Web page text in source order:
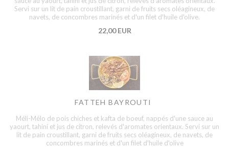
Servi sur un lit de pain croustillant, garni de fruits secs oléagineux, de
navets, de concombres marinés et d'un filet d'huile d'olive.
22,00 EUR
FATTEH BAYROUTI
Méli-Mélo de pois chiches et kafta de boeuf, nappés d'une sauce au
yaourt, tahini et jus de citron, relevés d'aromates orientaux. Servi sur un
lit de pain croustillant, garni de fruits secs oléagineux, de navets, de
concombres marinés et d'un filet d'huile d'olive